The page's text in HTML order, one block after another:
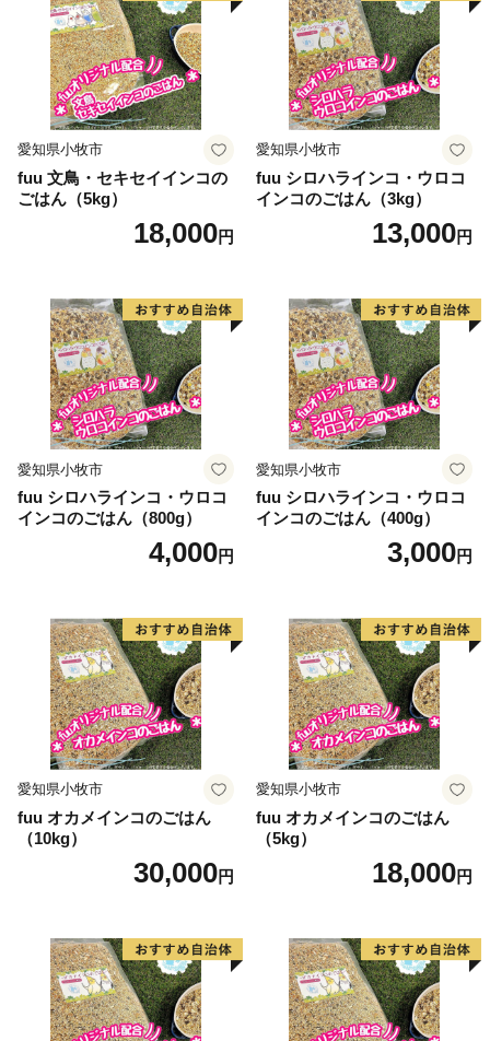
東大阪市ふるさと納税事務局
TEL：050-3786-2591
contact-higashiosaka@hakuhodo.co.jp
営業時間 9:00～18:00（※土日祝日・年末年始期間休
み）
================================
愛知県小牧市
fuu 文鳥・セキセイインコの
ごはん（5kg）
18,000円
愛知県小牧市
fuu シロハラインコ・ウロコ
インコのごはん（3kg）
13,000円
愛知県小牧市
fuu シロハラインコ・ウロコ
インコのごはん（800g）
4,000円
愛知県小牧市
fuu シロハラインコ・ウロコ
インコのごはん（400g）
3,000円
愛知県小牧市
fuu オカメインコのごはん
（10kg）
30,000円
愛知県小牧市
fuu オカメインコのごはん
（5kg）
18,000円